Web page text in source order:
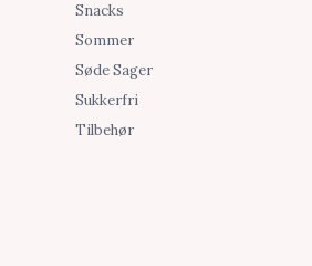
Snacks
Sommer
Søde Sager
Sukkerfri
Tilbehør